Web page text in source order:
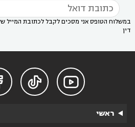
במשלוח הטופס אני מסכים לקבל לכתובת המייל
דין


ראשי